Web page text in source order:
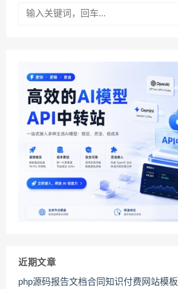
近期文章
php源码报告文档合同知识付费网站模板